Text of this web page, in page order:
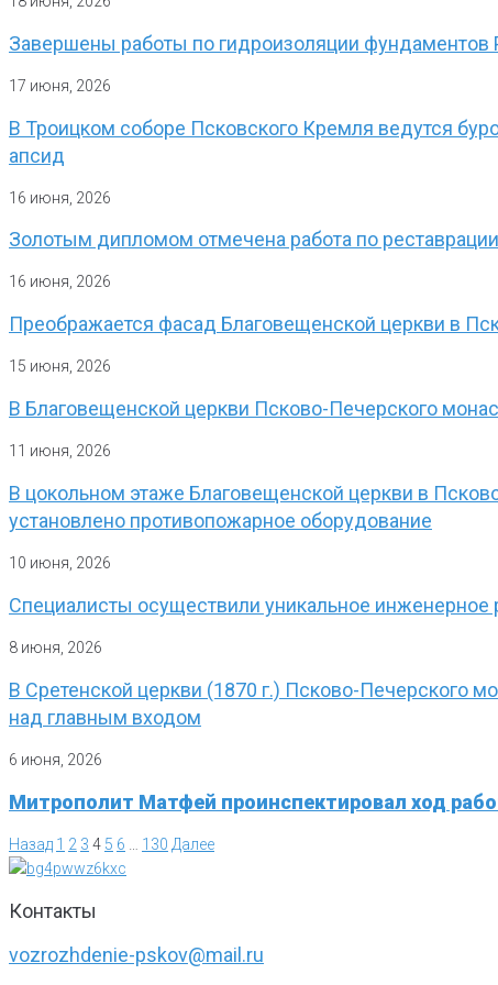
Завершены работы по гидроизоляции
17 июня, 2026
В Троицком соборе Псковского Кремля ведутся
апсид
16 июня, 2026
Золотым дипломом отмечена работа по
16 июня, 2026
Преображается фасад Благовещенской церкви в
15 июня, 2026
В Благовещенской церкви Псково-Печерского
11 июня, 2026
В цокольном этаже Благовещенской церкви в
установлено противопожарное оборудование
10 июня, 2026
Специалисты осуществили уникальное
8 июня, 2026
В Сретенской церкви (1870 г.) Псково-Печерского
над главным входом
6 июня, 2026
Митрополит Матфей проинспектировал ход
Назад 1 2 3 4 5 6 130 Далее
Контакты
vozrozhdenie-pskov@mail.ru